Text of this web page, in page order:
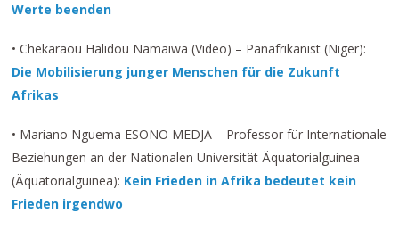
Werte beenden
• Chekaraou Halidou Namaiwa (Video) – Panafrikanist (Niger):
Die Mobilisierung junger Menschen für die Zukunft
Afrikas
• Mariano Nguema ESONO MEDJA – Professor für Internationale
Beziehungen an der Nationalen Universität Äquatorialguinea
(Äquatorialguinea): Kein Frieden in Afrika bedeutet kein
Frieden irgendwo